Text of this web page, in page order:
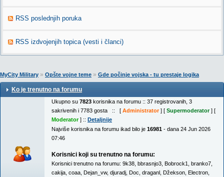
RSS poslednjih poruka
RSS izdvojenjih topica (vesti i članci)
MyCity Military » Opšte vojne teme » Gde počinje vojska - tu prestaje logika
Ko je trenutno na forumu
Ukupno su 7823 korisnika na forumu :: 37 registrovanih, 3
sakrivenih i 7783 gosta :: [ Administrator] [ Supermoderator] [
Moderator] :: Detaljnije
Najviše korisnika na forumu ikad bilo je 16981 - dana 24 Jun 2026
07:46
Korisnici koji su trenutno na forumu:
Korisnici trenutno na forumu: 9k38 bbrasnjo3 Bobrock1 branko7
cakija coaa Dejan_vw, djuradj Doc draganl Džekson Electron